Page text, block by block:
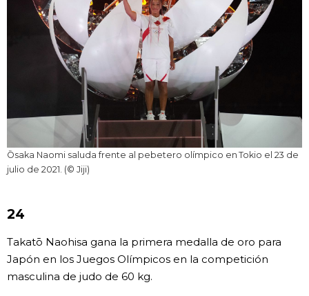
Ōsaka Naomi saluda frente al pebetero olímpico en Tokio el 23 de
julio de 2021. (© Jiji)
24
Takatō Naohisa gana la primera medalla de oro para
Japón en los Juegos Olímpicos en la competición
masculina de judo de 60 kg.